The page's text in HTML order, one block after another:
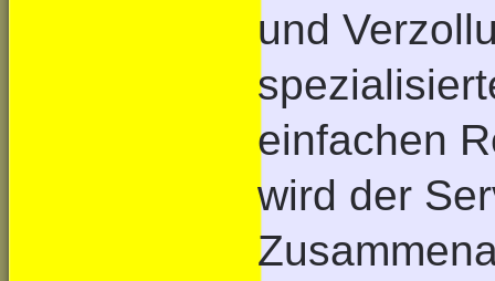
und
einfachen
wird der